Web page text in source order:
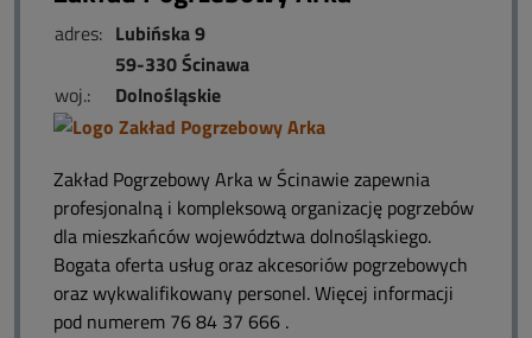
adres: Lubińska 9
59-330 Ścinawa
woj.:
Dolnośląskie
Zakład Pogrzebowy Arka w Ścinawie zapewnia
profesjonalną i kompleksową organizację pogrzebów
dla mieszkańców województwa dolnośląskiego.
Bogata oferta usług oraz akcesoriów pogrzebowych
oraz wykwalifikowany personel. Więcej informacji
pod numerem 76 84 37 666 .